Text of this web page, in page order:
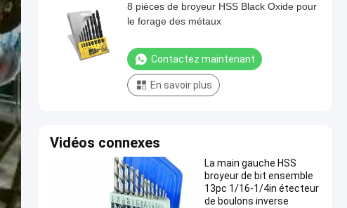
8 pièces de broyeur HSS Black Oxide pour
le forage des métaux
Contactez maintenant
En savoir plus
Vidéos connexes
La main gauche HSS
broyeur de bit ensemble
13pc 1/16-1/4in étecteur
de boulons inverse